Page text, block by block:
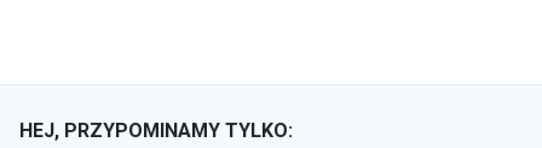
HEJ, PRZYPOMINAMY TYLKO: